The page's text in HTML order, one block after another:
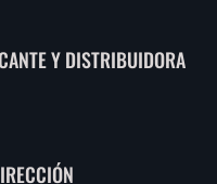
Y DISTRIBUIDORA